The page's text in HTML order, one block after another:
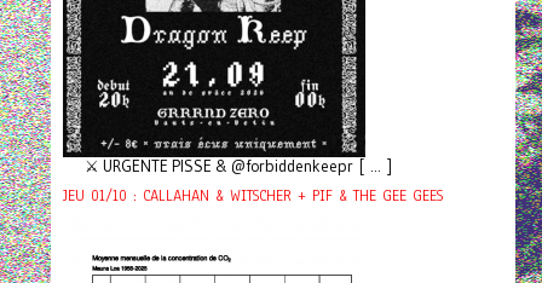
⚔️ URGENTE PISSE & @forbiddenkeepr [ ... ]
JEU 01/10 : CALLAHAN & WITSCHER + PIF & THE GEE GEES